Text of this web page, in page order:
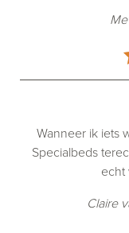
Wanneer ik iets
Specialbeds
echt
Claire